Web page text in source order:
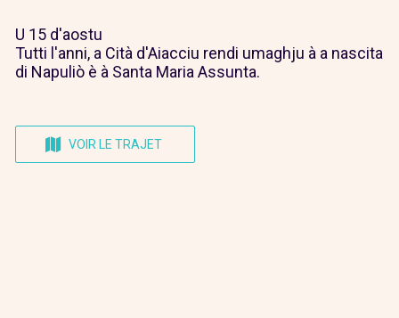
U 15 d'aostu
Tutti l'anni, a Cità d'Aiacciu rendi umaghju à a nascita
di Napuliò è à Santa Maria Assunta.
VOIR LE TRAJET